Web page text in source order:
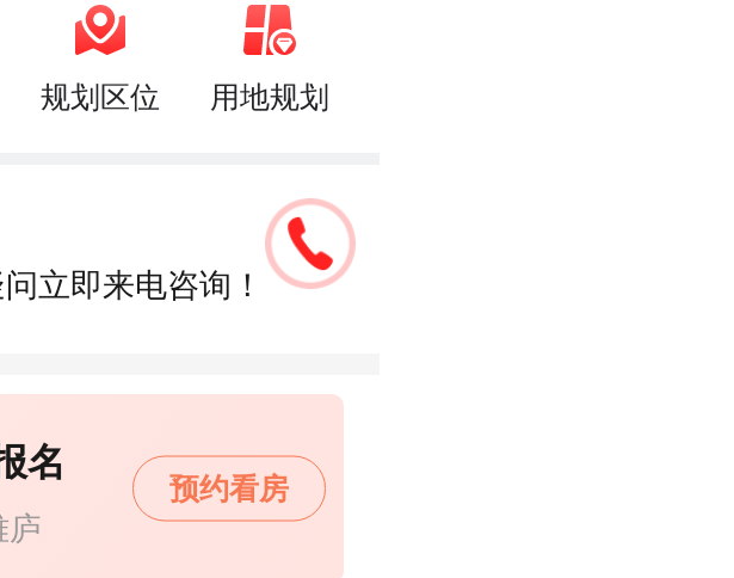
规划区位 用地规划
立即来电咨询！
庐
名
预约看房